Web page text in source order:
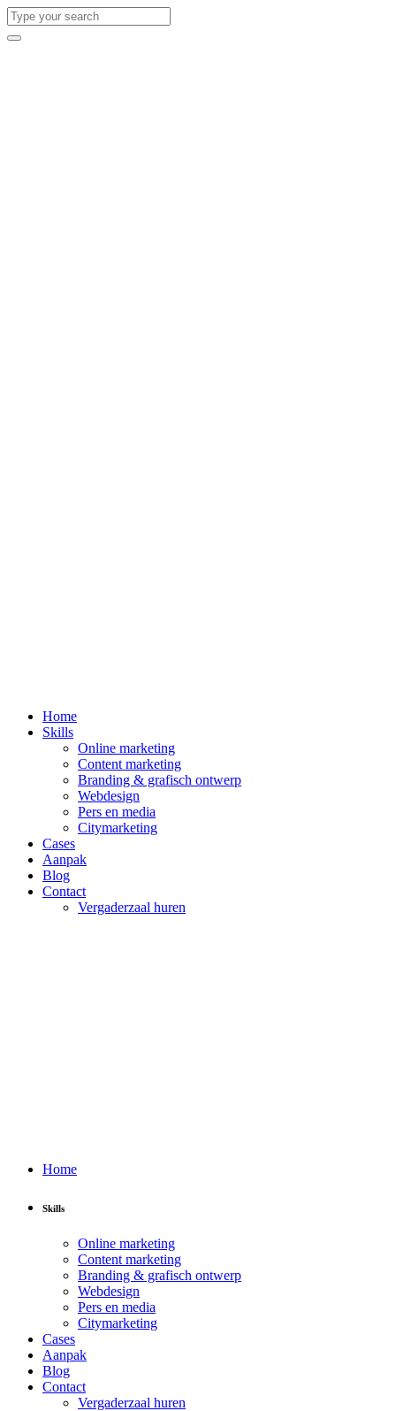
Home
Skills
Online marketing
Content marketing
Branding & grafisch ontwerp
Webdesign
Pers en media
Citymarketing
Cases
Aanpak
Blog
Contact
Vergaderzaal huren
Home
Skills
Online marketing
Content marketing
Branding & grafisch ontwerp
Webdesign
Pers en media
Citymarketing
Cases
Aanpak
Blog
Contact
Vergaderzaal huren